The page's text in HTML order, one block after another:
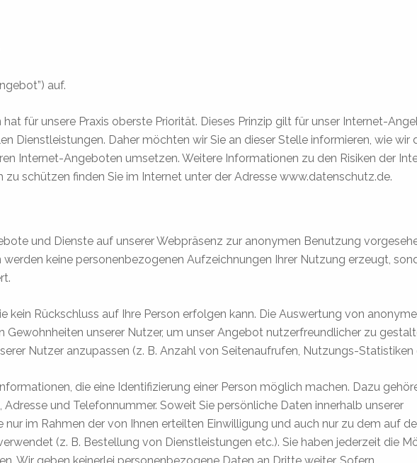
auf.
für unsere Praxis oberste Priorität. Dieses Prinzip gilt für unser Internet-
Dienstleistungen. Daher möchten wir Sie an dieser Stelle informieren, wie wir
Internet-Angeboten umsetzen. Weitere Informationen zu den Risiken der
schützen finden Sie im Internet unter der Adresse www.datenschutz.de.
und Dienste auf unserer Webpräsenz zur anonymen Benutzung
werden keine personenbezogenen Aufzeichnungen Ihrer Nutzung erzeugt,
kein Rückschluss auf Ihre Person erfolgen kann. Die Auswertung von
Gewohnheiten unserer Nutzer, um unser Angebot nutzerfreundlicher zu
Nutzer anzupassen (z. B. Anzahl von Seitenaufrufen, Nutzungs-Statistiken
die eine Identifizierung einer Person möglich machen. Dazu
und Telefonnummer. Soweit Sie persönliche Daten innerhalb unserer
im Rahmen der von Ihnen erteilten Einwilligung und auch nur zu dem auf
(z. B. Bestellung von Dienstleistungen etc.). Sie haben jederzeit die